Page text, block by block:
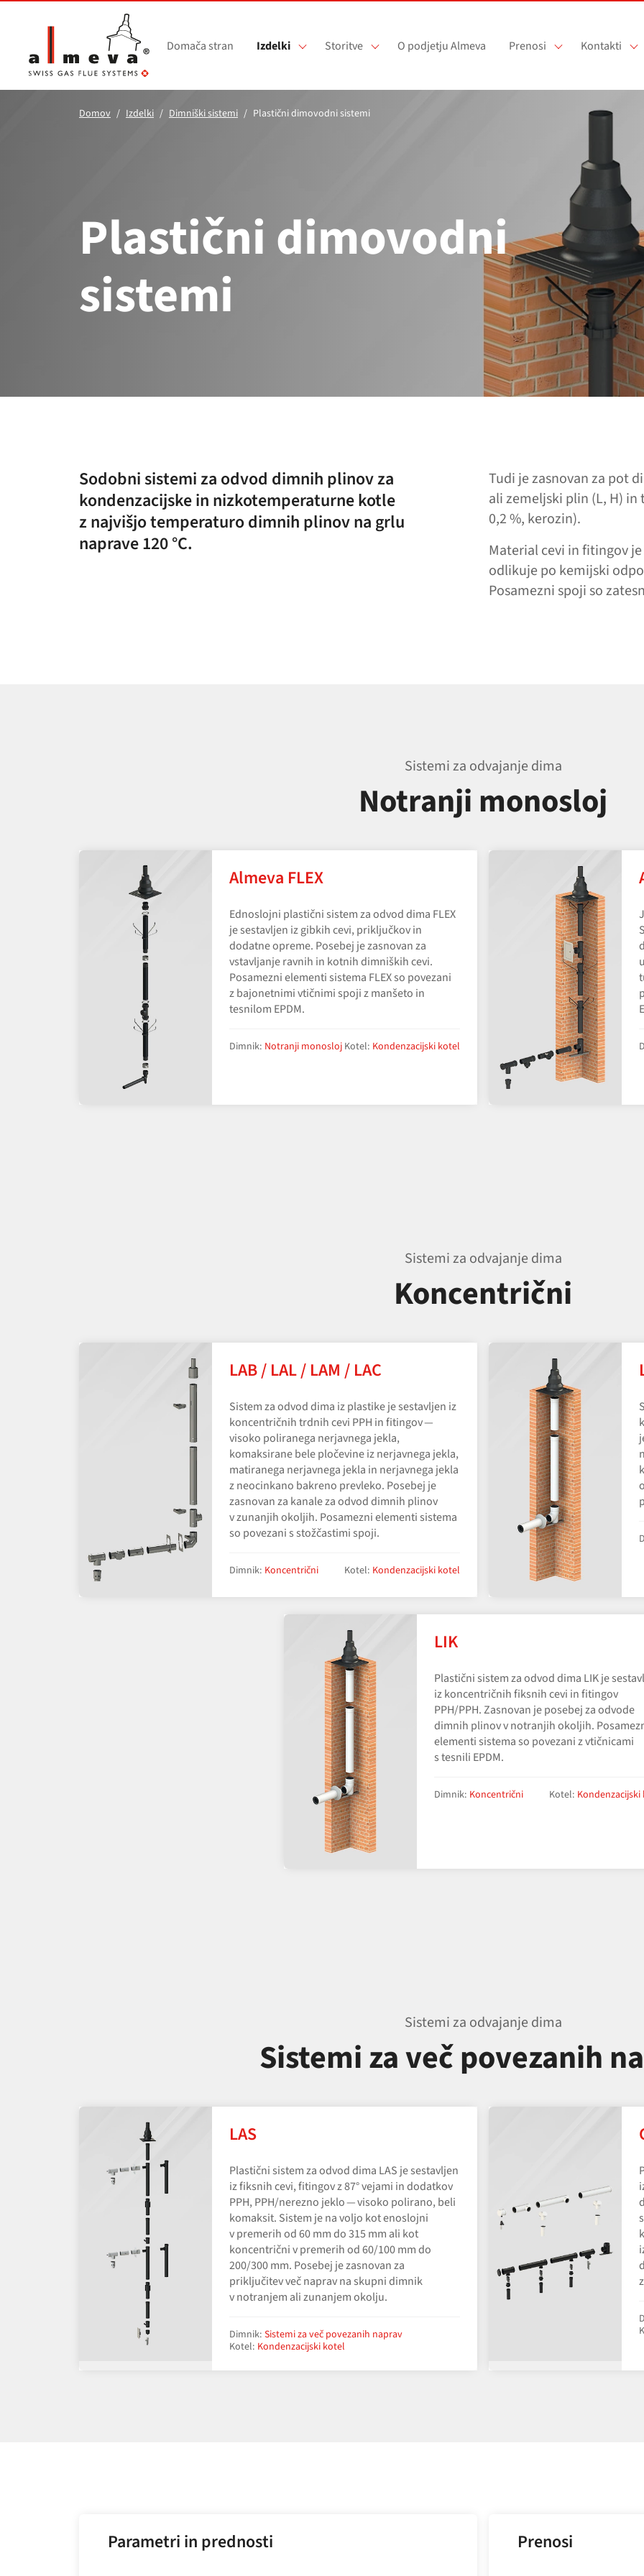
Preskoči na glavno vsebino
Domača stran Izdelki Storitve O podjetju Almeva Prenosi Kontakti
Domov Izdelki Dimniški sistemi Plastični dimovodni sistemi
Plastični dimovodni
sistemi
Sodobni sistemi za odvod dimnih plinov za
kondenzacijske in nizkotemperaturne kotle
z najvišjo temperaturo dimnih plinov na grlu
naprave 120 °C.
Tudi je zasnovan za pot
ali zemeljski plin (L, H) in
0,2 %, kerozin).
Material cevi in fitingov
odlikuje po kemijski
Posamezni spoji so
Sistemi za odvajanje dima
Notranji monosloj
Almeva FLEX
Ednoslojni plastični sistem za odvod dima FLEX
je sestavljen iz gibkih cevi, priključkov in
dodatne opreme. Posebej je zasnovan za
vstavljanje ravnih in kotnih dimniških cevi.
Posamezni elementi sistema FLEX so povezani
z bajonetnimi vtičnimi spoji z manšeto in
tesnilom EPDM.
Dimnik: Notranji monosloj Kotel: Kondenzacijski kotel
Sistemi za odvajanje dima
Koncentrični
LAB / LAL / LAM / LAC
Sistem za odvod dima iz plastike je sestavljen iz
koncentričnih trdnih cevi PPH in fitingov —
visoko poliranega nerjavnega jekla,
komaksirane bele pločevine iz nerjavnega jekla,
matiranega nerjavnega jekla in nerjavnega jekla
z neocinkano bakreno prevleko. Posebej je
zasnovan za kanale za odvod dimnih plinov
v zunanjih okoljih. Posamezni elementi sistema
so povezani s stožčastimi spoji.
Dimnik: Koncentrični Kotel: Kondenzacijski kotel
LIK
Plastični sistem za odvod dima LIK je
iz koncentričnih fiksnih cevi in fitingov
PPH/PPH. Zasnovan je posebej za odvode
dimnih plinov v notranjih okoljih.
elementi sistema so povezani z vtičnicami
s tesnili EPDM.
Dimnik: Koncentrični Kotel:
Sistemi za odvajanje dima
Sistemi za več povezanih
LAS
Plastični sistem za odvod dima LAS je sestavljen
iz fiksnih cevi, fitingov z 87° vejami in dodatkov
PPH, PPH/​nerezno jeklo — visoko polirano, beli
komaksit. Sistem je na voljo kot enoslojni
v premerih od 60 mm do 315 mm ali kot
koncentrični v premerih od 60/100 mm do
200/300 mm. Posebej je zasnovan za
priključitev več naprav na skupni dimnik
v notranjem ali zunanjem okolju.
Dimnik: Sistemi za več povezanih naprav
Kotel: Kondenzacijski kotel
Parametri in prednosti Prenosi